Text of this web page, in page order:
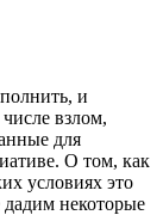
и
взлом,
для
О том, как
условиях это
некоторые